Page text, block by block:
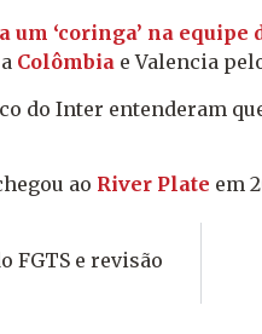
‘coringa’ na equipe
Colômbia e Valencia
do Inter entenderam
ao River Plate em
FGTS e revisão